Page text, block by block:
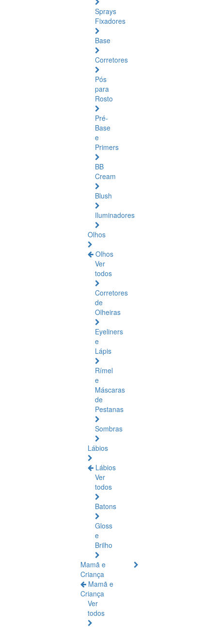
Sprays
Fixadores
Base
Corretores
Pós
para
Rosto
Pré-
Base
e
Primers
BB
Cream
Blush
Iluminadores
Olhos
Olhos
Ver
todos
Corretores
de
Olheiras
Eyeliners
e
Lápis
Rímel
e
Máscaras
de
Pestanas
Sombras
Lábios
Lábios
Ver
todos
Batons
Gloss
e
Brilho
Mamã e
Criança
Mamã e
Criança
Ver
todos